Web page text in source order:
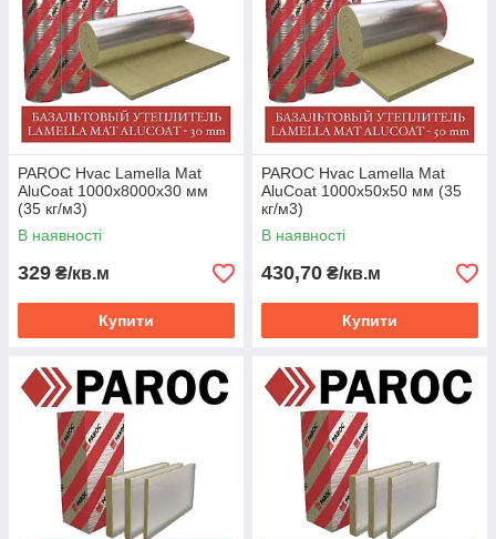
PAROC Hvac Lamella Mat
AluCoat 1000х8000х30 мм
(35 кг/м3)
В наявності
329 ₴/кв.м
Купити
PAROC Hvac Lamella Mat
AluCoat 1000х50х50 мм (35
кг/м3)
В наявності
430,70 ₴/кв.м
Купити